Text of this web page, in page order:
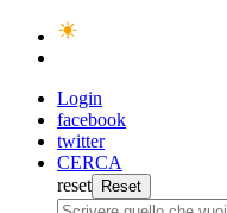
Login
facebook
twitter
CERCA
reset